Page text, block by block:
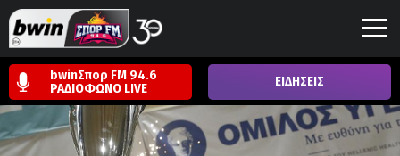
bwinΣπορ FM 94.6
ΡΑΔΙΟΦΩΝΟ LIVE ΕΙΔΗΣΕΙΣ